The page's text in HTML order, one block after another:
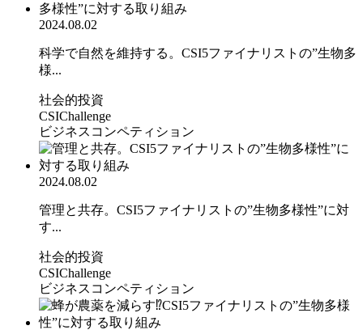
2024.08.02
科学で自然を維持する。CSI5ファイナリストの”生物多
様...
社会的投資
CSIChallenge
ビジネスコンペティション
2024.08.02
管理と共存。CSI5ファイナリストの”生物多様性”に対
す...
社会的投資
CSIChallenge
ビジネスコンペティション